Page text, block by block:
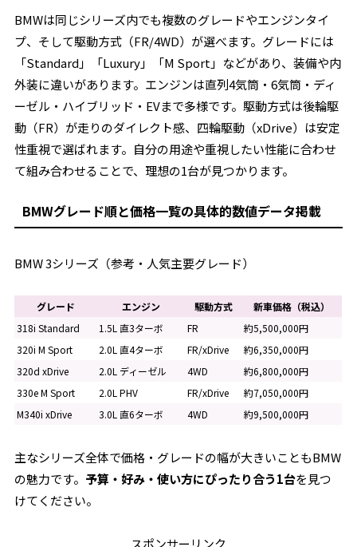
BMWは同じシリーズ内でも複数のグレードやエンジンタイ
プ、そして駆動方式（FR/4WD）が選べます。グレードには
「Standard」「Luxury」「M Sport」などがあり、装備や内
外装に違いがあります。エンジンは直列4気筒・6気筒・ディ
ーゼル・ハイブリッド・EVまで多様です。駆動方式は後輪駆
動（FR）が走りのダイレクト感、四輪駆動（xDrive）は安定
性重視で選ばれます。自分の用途や重視したい性能に合わせ
て組み合わせることで、理想の1台が見つかります。
BMWグレード順と価格一覧の具体的数値データ掲載
BMW 3シリーズ（参考・人気主要グレード）
グレード エンジン 駆動方式
新車価格（税込）
318i Standard
1.5L 直3ターボ FR
約5,500,000円
320i M Sport
2.0L 直4ターボ FR/xDrive
約6,350,000円
320d xDrive
2.0L ディーゼル 4WD
約6,800,000円
330e M Sport
2.0L PHV FR/xDrive
約7,050,000円
M340i xDrive
3.0L 直6ターボ 4WD 約9,500,000円
主なシリーズ全体で価格・グレードの幅が大きいこともBMW
の魅力です。 予算・好み・使い方にぴったり合う1台を見つ
けてください。
スポンサーリンク